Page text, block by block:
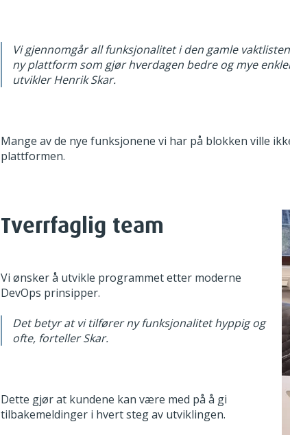
Vi gjennomgår all funksjonalitet i den gamle
ny plattform som gjør hverdagen bedre og mye
utvikler Henrik Skar.
Mange av de nye funksjonene vi har på blokken ville
plattformen.
Tverrfaglig team
Vi ønsker å utvikle programmet etter moderne
DevOps prinsipper.
Det betyr at vi tilfører ny funksjonalitet hyppig og
ofte, forteller Skar.
Dette gjør at kundene kan være med på å gi
tilbakemeldinger i hvert steg av utviklingen.